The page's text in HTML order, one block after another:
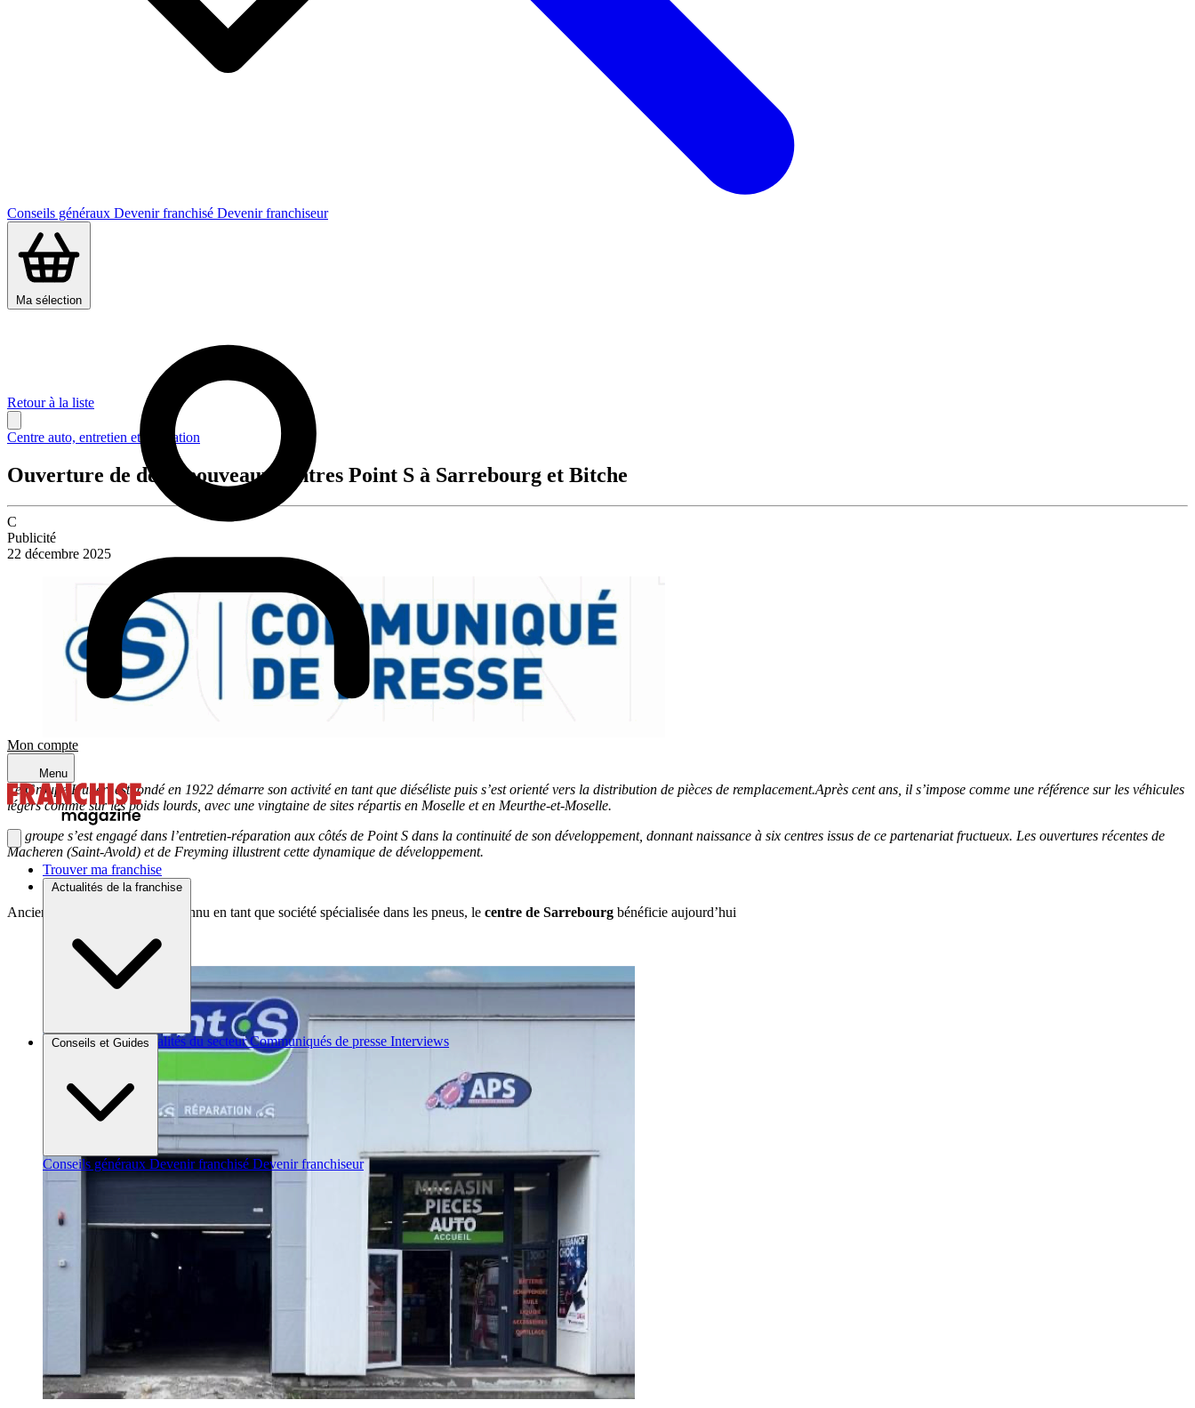
Conseils généraux Devenir franchisé Devenir franchiseur
Ma sélection
Mon compte
Menu
Trouver ma franchise
Actualités de la franchise
Brèves et actus Actualités du secteur Communiqués de presse Interviews
Conseils et Guides
Conseils généraux Devenir franchisé Devenir franchiseur
Retour à la liste
Centre auto, entretien et réparation
Ouverture de deux nouveaux centres Point S à Sarrebourg et Bitche
C
Publicité
22 décembre 2025
Le Groupe Hubert est fondé en 1922 démarre son activité en tant que diéséliste puis s’est orienté vers la distribution de pièces de remplacement.Après cent ans, il s’impose comme une référence sur les véhicules
légers comme sur les poids lourds, avec une vingtaine de sites répartis en Moselle et en Meurthe-et-Moselle.
Le groupe s’est engagé dans l’entretien-réparation aux côtés de Point S dans la continuité de son développement, donnant naissance à six centres issus de ce partenariat fructueux. Les ouvertures récentes de
Macheren (Saint-Avold) et de Freyming illustrent cette dynamique de développement.
Anciennement le groupe était connu en tant que société spécialisée dans les pneus, le centre de Sarrebourg bénéficie aujourd’hui